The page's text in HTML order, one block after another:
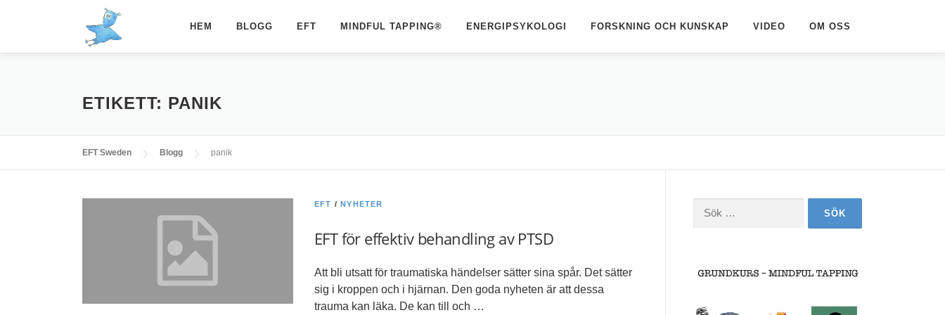
HEM BLOGG EFT MINDFUL TAPPING® ENERGIPSYKOLOGI FORSKNING OCH KUNSKAP VIDEO OM OSS
ETIKETT: PANIK
EFT Sweden Blogg panik
EFT /NYHETER
EFT för effektiv behandling av PTSD
Att bli utsatt för traumatiska händelser sätter sina spår. Det sätter
sig i kroppen och i hjärnan. Den goda nyheten är att dessa
trauma kan läka. De kan till och …